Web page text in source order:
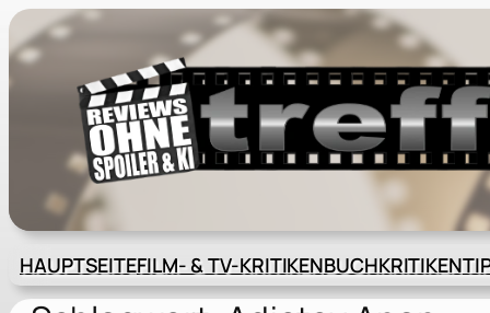
Zum
Inhalt
springen
HAUPTSEITEFILM- & TV-KRITIKENBUCHKRITIKEN